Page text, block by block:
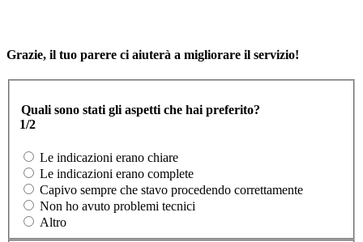
Grazie, il tuo parere ci aiuterà a migliorare il servizio!
Quali sono stati gli aspetti che hai preferito?
1/2
Le indicazioni erano chiare
Le indicazioni erano complete
Capivo sempre che stavo procedendo correttamente
Non ho avuto problemi tecnici
Altro